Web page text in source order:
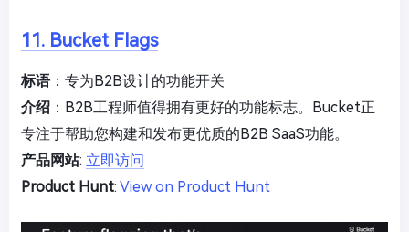
11. Bucket Flags
标语：专为B2B设计的功能开关
介绍 ：B2B工程师值得拥有更好的功能标志。Bucket正
专注于帮助您构建和发布更优质的B2B SaaS功能。
产品网站: 立即访问
Product Hunt: View on Product Hunt